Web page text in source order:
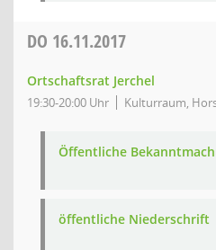
DO 16.11.2017
Ortschaftsrat Jerchel
19:30-20:00 Uhr Kulturraum,
Öffentliche
öffentliche Niederschrift